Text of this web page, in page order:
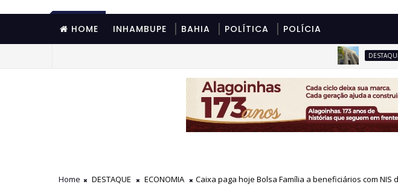
HOME INHAMBUPE BAHIA POLÍTICA POLÍCIA
DESTAQUE
Home DESTAQUE ECONOMIA Caixa paga hoje Bolsa Família a beneficiários com NIS